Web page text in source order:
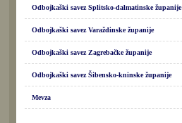
Odbojkaški savez Splitsko-dalmatinske županije
Odbojkaški savez Varaždinske županije
Odbojkaški savez Zagrebačke županije
Odbojkaški savez Šibensko-kninske županije
Mevza